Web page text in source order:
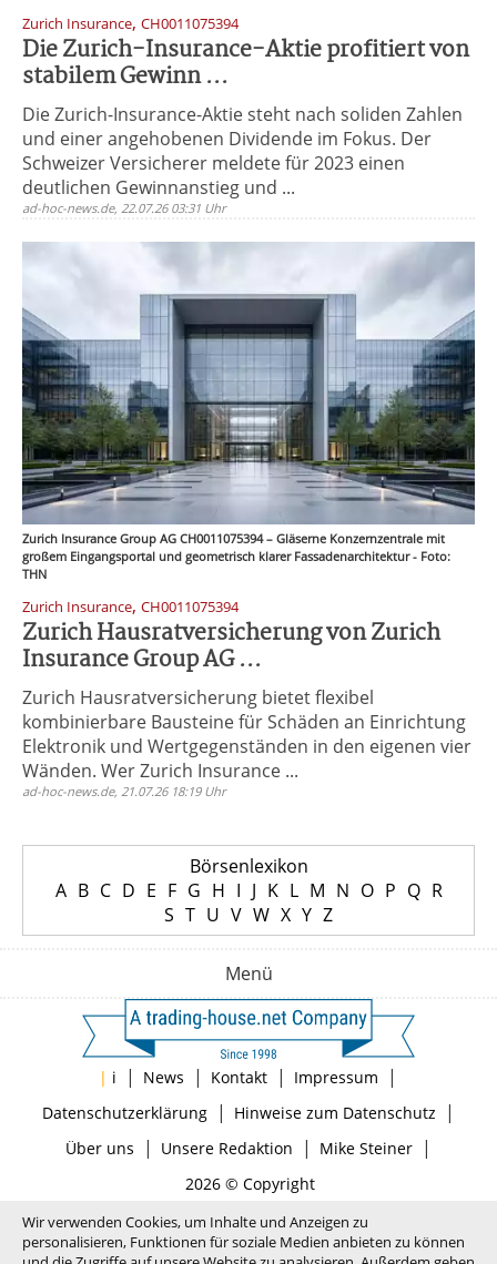
Zurich Insurance, CH0011075394
Die Zurich-Insurance-Aktie profitiert von
stabilem Gewinn ...
Die Zurich-Insurance-Aktie steht nach soliden Zahlen
und einer angehobenen Dividende im Fokus. Der
Schweizer Versicherer meldete für 2023 einen
deutlichen Gewinnanstieg und ...
ad-hoc-news.de, 22.07.26 03:31 Uhr
Zurich Insurance Group AG CH0011075394 – Gläserne Konzernzentrale mit
großem Eingangsportal und geometrisch klarer Fassadenarchitektur - Foto:
THN
Zurich Insurance, CH0011075394
Zurich Hausratversicherung von Zurich
Insurance Group AG ...
Zurich Hausratversicherung bietet flexibel
kombinierbare Bausteine für Schäden an Einrichtung
Elektronik und Wertgegenständen in den eigenen vier
Wänden. Wer Zurich Insurance ...
ad-hoc-news.de, 21.07.26 18:19 Uhr
Börsenlexikon
A B C D E F G H I J K L M N O P Q R
S T U V W X Y Z
Menü
| i | News | Kontakt | Impressum |
Datenschutzerklärung| Hinweise zum Datenschutz |
Über uns | Unsere Redaktion | Mike Steiner|
2026 © Copyright
Wir verwenden Cookies, um Inhalte und Anzeigen zu
personalisieren, Funktionen für soziale Medien anbieten zu können